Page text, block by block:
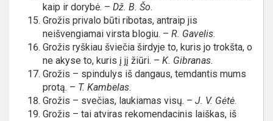
kaip ir dorybė. – Dž. B. Šo.
Grožis privalo būti ribotas, antraip jis
neišvengiamai virsta blogiu. – R. Gavelis.
Grožis ryškiau šviečia širdyje to, kuris jo trokšta, o
ne akyse to, kuris į jį žiūri. – K. Gibranas.
Grožis – spindulys iš dangaus, temdantis mums
protą. – T. Kambelas.
Grožis – svečias, laukiamas visų. – J. V. Gėtė.
Grožis – tai atviras rekomendacinis laiškas, iš